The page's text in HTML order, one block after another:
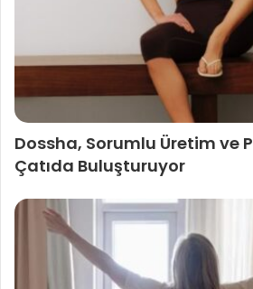
Dossha, Sorumlu Üretim ve
Çatıda Buluşturuyor